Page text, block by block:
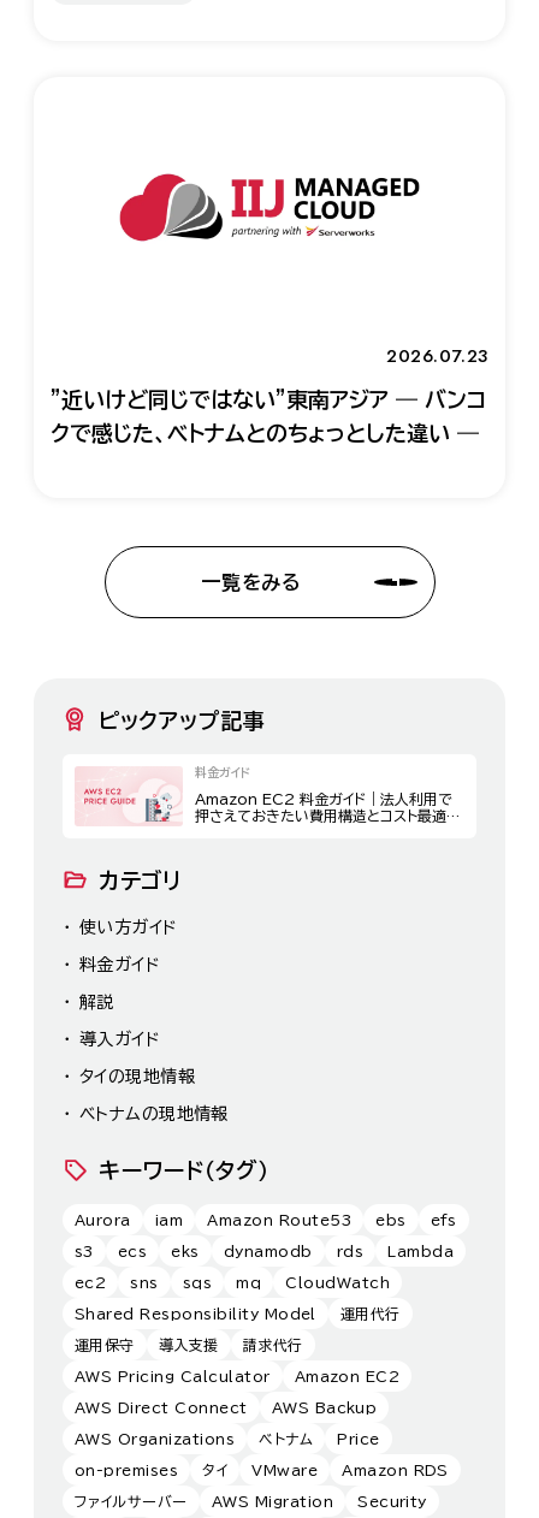
2026.07.23
"近いけど同じではない"東南アジア ― バンコ
クで感じた、ベトナムとのちょっとした違い ―
一覧をみる
ピックアップ記事
料金ガイド
Amazon EC2 料金ガイド｜法人利用で
押さえておきたい費用構造とコスト最適化
カテゴリ
使い方ガイド
料金ガイド
解説
導入ガイド
タイの現地情報
ベトナムの現地情報
キーワード（タグ）
Aurora iam Amazon Route53 ebs efs
s3 ecs eks dynamodb rds Lambda
ec2 sns sqs mq CloudWatch
Shared Responsibility Model 運用代行
運用保守 導入支援 請求代行
AWS Pricing Calculator Amazon EC2
AWS Direct Connect AWS Backup
AWS Organizations ベトナム Price
on-premises タイ VMware Amazon RDS
ファイルサーバー AWS Migration Security